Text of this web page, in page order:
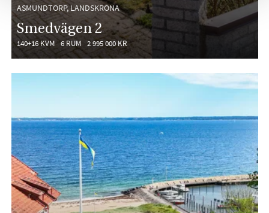
ASMUNDTORP, LANDSKRONA
Smedvägen 2
140+16 KVM 6 RUM 2 995 000 KR